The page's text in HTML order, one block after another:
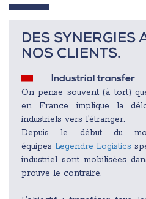
DES SYNERGIES
NOS CLIENTS.
Industrial transfer
On pense souvent (à tort)
en France implique la
industriels vers l’étranger.
Depuis le début du
équipes Legendre Logistics
industriel sont mobilisées
prouve le contraire.